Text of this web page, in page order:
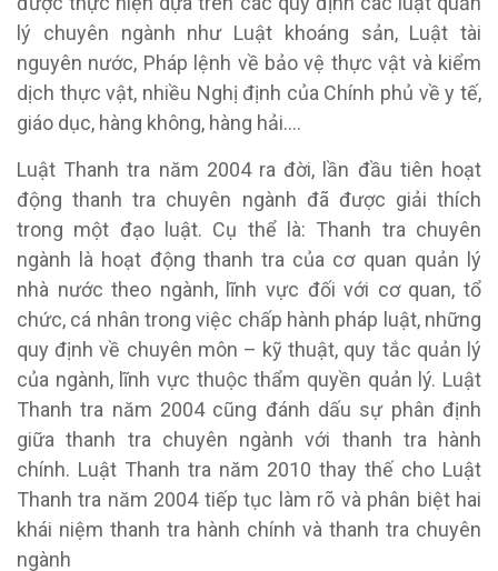
lý chuyên ngành như Luật khoáng sản, Luật tài
nguyên nước, Pháp lệnh về bảo vệ thực vật và kiểm
dịch thực vật, nhiều Nghị định của Chính phủ về y tế,
giáo dục, hàng không, hàng hải….
Luật Thanh tra năm 2004 ra đời, lần đầu tiên hoạt
động thanh tra chuyên ngành đã được giải thích
trong một đạo luật. Cụ thể là: Thanh tra chuyên
ngành là hoạt động thanh tra của cơ quan quản lý
nhà nước theo ngành, lĩnh vực đối với cơ quan, tổ
chức, cá nhân trong việc chấp hành pháp luật, những
quy định về chuyên môn – kỹ thuật, quy tắc quản lý
của ngành, lĩnh vực thuộc thẩm quyền quản lý. Luật
Thanh tra năm 2004 cũng đánh dấu sự phân định
giữa thanh tra chuyên ngành với thanh tra hành
chính. Luật Thanh tra năm 2010 thay thế cho Luật
Thanh tra năm 2004 tiếp tục làm rõ và phân biệt hai
khái niệm thanh tra hành chính và thanh tra chuyên
ngành